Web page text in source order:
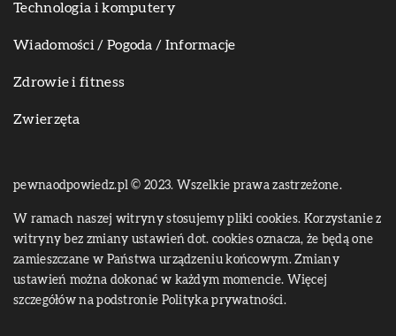
Technologia i komputery
Wiadomości / Pogoda / Informacje
Zdrowie i fitness
Zwierzęta
pewnaodpowiedz.pl © 2023. Wszelkie prawa zastrzeżone.
W ramach naszej witryny stosujemy pliki cookies. Korzystanie z
witryny bez zmiany ustawień dot. cookies oznacza, że będą one
zamieszczane w Państwa urządzeniu końcowym. Zmiany
ustawień można dokonać w każdym momencie. Więcej
szczegółów na podstronie Polityka prywatności.